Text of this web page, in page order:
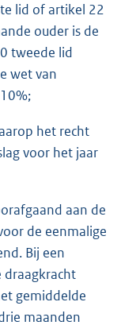
lid of artikel 22
ouder is de
tweede lid
wet van
het recht
voor het jaar
aan de
de eenmalige
Bij een
draagkracht
gemiddelde
maanden